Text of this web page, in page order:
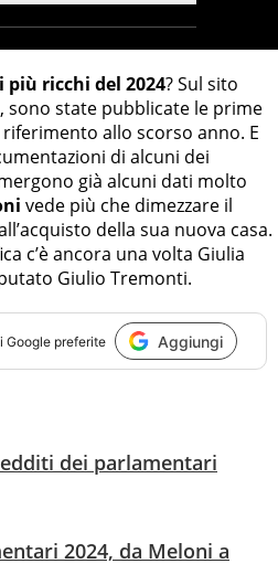
ricchi del 2024? Sul sito
sono state pubblicate le prime
allo scorso anno. E
di alcuni dei
già alcuni dati molto
vede più che dimezzare il
della sua nuova casa.
c’è ancora una volta Giulia
Giulio Tremonti.
Google preferite Aggiungi
dei parlamentari
2024, da Meloni a